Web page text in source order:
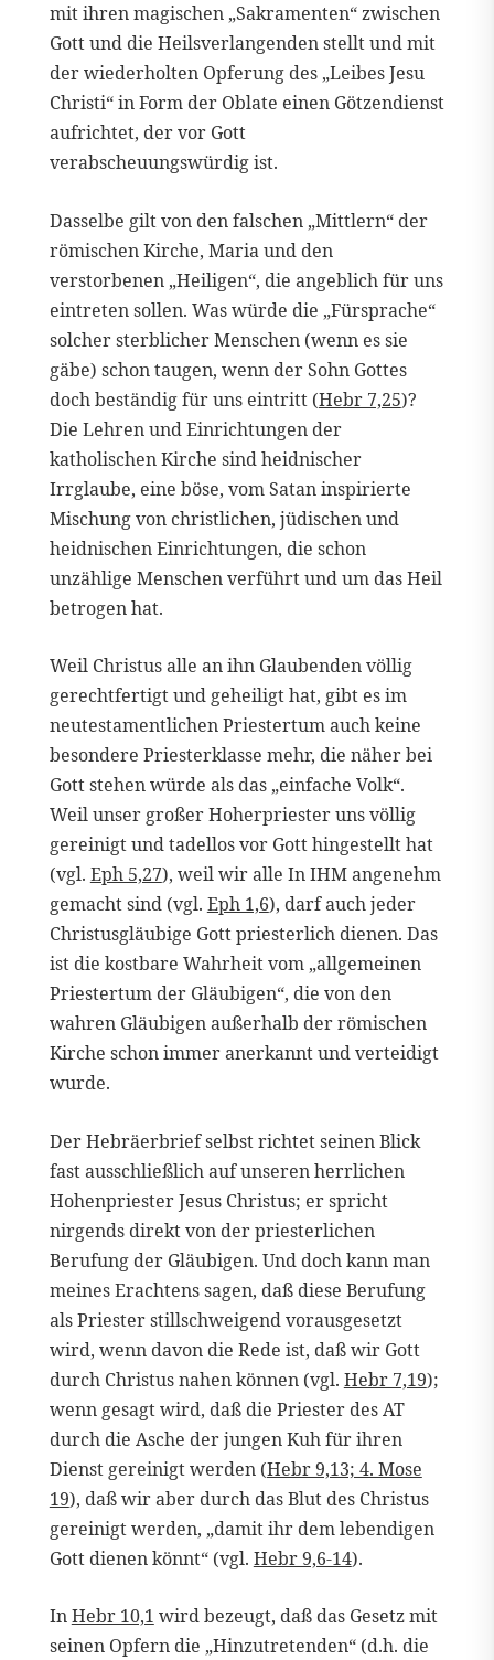
mit ihren magischen „Sakramenten“ zwischen
Gott und die Heilsverlangenden stellt und mit
der wiederholten Opferung des „Leibes Jesu
Christi“ in Form der Oblate einen Götzendienst
aufrichtet, der vor Gott
verabscheuungswürdig ist.
Dasselbe gilt von den falschen „Mittlern“ der
römischen Kirche, Maria und den
verstorbenen „Heiligen“, die angeblich für uns
eintreten sollen. Was würde die „Fürsprache“
solcher sterblicher Menschen (wenn es sie
gäbe) schon taugen, wenn der Sohn Gottes
doch beständig für uns eintritt (Hebr 7,25)?
Die Lehren und Einrichtungen der
katholischen Kirche sind heidnischer
Irrglaube, eine böse, vom Satan inspirierte
Mischung von christlichen, jüdischen und
heidnischen Einrichtungen, die schon
unzählige Menschen verführt und um das Heil
betrogen hat.
Weil Christus alle an ihn Glaubenden völlig
gerechtfertigt und geheiligt hat, gibt es im
neutestamentlichen Priestertum auch keine
besondere Priesterklasse mehr, die näher bei
Gott stehen würde als das „einfache Volk“.
Weil unser großer Hoherpriester uns völlig
gereinigt und tadellos vor Gott hingestellt hat
(vgl. Eph 5,27), weil wir alle In IHM angenehm
gemacht sind (vgl. Eph 1,6), darf auch jeder
Christusgläubige Gott priesterlich dienen. Das
ist die kostbare Wahrheit vom „allgemeinen
Priestertum der Gläubigen“, die von den
wahren Gläubigen außerhalb der römischen
Kirche schon immer anerkannt und verteidigt
wurde.
Der Hebräerbrief selbst richtet seinen Blick
fast ausschließlich auf unseren herrlichen
Hohenpriester Jesus Christus; er spricht
nirgends direkt von der priesterlichen
Berufung der Gläubigen. Und doch kann man
meines Erachtens sagen, daß diese Berufung
als Priester stillschweigend vorausgesetzt
wird, wenn davon die Rede ist, daß wir Gott
durch Christus nahen können (vgl. Hebr 7,19);
wenn gesagt wird, daß die Priester des AT
durch die Asche der jungen Kuh für ihren
Dienst gereinigt werden (Hebr 9,13; 4. Mose
19), daß wir aber durch das Blut des Christus
gereinigt werden, „damit ihr dem lebendigen
Gott dienen könnt“ (vgl. Hebr 9,6-14).
InHebr 10,1 wird bezeugt, daß das Gesetz mit
seinen Opfern die „Hinzutretenden“ (d.h. die